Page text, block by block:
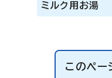
ミルク用お湯
このペー